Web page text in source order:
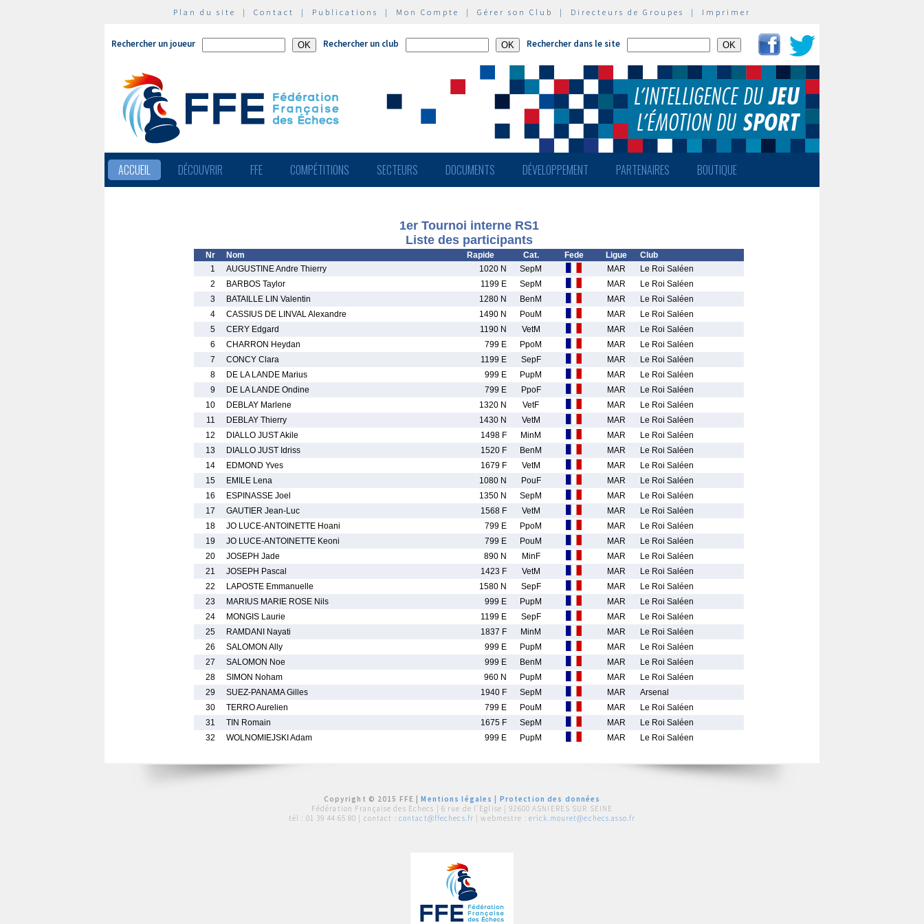
Plan du site | Contact | Publications | Mon Compte | Gérer son Club | Directeurs de Groupes | Imprimer
Rechercher un joueur Rechercher un club Rechercher dans le site
ACCUEIL DÉCOUVRIR FFE COMPÉTITIONS SECTEURS DOCUMENTS DÉVELOPPEMENT PARTENAIRES BOUTIQUE
1er Tournoi interne RS1
Liste des participants
Nr Nom Rapide Cat. Fede Ligue
Club
1
AUGUSTINE Andre Thierry 1020 N SepM MAR
Le Roi Saléen
2
BARBOS Taylor 1199 E SepM MAR
Le Roi Saléen
3
BATAILLE LIN Valentin 1280 N BenM MAR
Le Roi Saléen
4
CASSIUS DE LINVAL Alexandre 1490 N PouM MAR
Le Roi Saléen
5
CERY Edgard 1190 N VetM MAR
Le Roi Saléen
6
CHARRON Heydan 799 E PpoM MAR
Le Roi Saléen
7
CONCY Clara 1199 E SepF MAR
Le Roi Saléen
8
DE LA LANDE Marius 999 E PupM MAR
Le Roi Saléen
9
DE LA LANDE Ondine 799 E PpoF MAR
Le Roi Saléen
10
DEBLAY Marlene 1320 N VetF MAR
Le Roi Saléen
11
DEBLAY Thierry 1430 N VetM MAR
Le Roi Saléen
12
DIALLO JUST Akile 1498 F MinM MAR
Le Roi Saléen
13
DIALLO JUST Idriss 1520 F BenM MAR
Le Roi Saléen
14
EDMOND Yves 1679 F VetM MAR
Le Roi Saléen
15
EMILE Lena 1080 N PouF MAR
Le Roi Saléen
16
ESPINASSE Joel 1350 N SepM MAR
Le Roi Saléen
17
GAUTIER Jean-Luc 1568 F VetM MAR
Le Roi Saléen
18
JO LUCE-ANTOINETTE Hoani 799 E PpoM MAR
Le Roi Saléen
19
JO LUCE-ANTOINETTE Keoni 799 E PouM MAR
Le Roi Saléen
20
JOSEPH Jade 890 N MinF MAR
Le Roi Saléen
21
JOSEPH Pascal 1423 F VetM MAR
Le Roi Saléen
22
LAPOSTE Emmanuelle 1580 N SepF MAR
Le Roi Saléen
23
MARIUS MARIE ROSE Nils 999 E PupM MAR
Le Roi Saléen
24
MONGIS Laurie 1199 E SepF MAR
Le Roi Saléen
25
RAMDANI Nayati 1837 F MinM MAR
Le Roi Saléen
26
SALOMON Ally 999 E PupM MAR
Le Roi Saléen
27
SALOMON Noe 999 E BenM MAR
Le Roi Saléen
28
SIMON Noham 960 N PupM MAR
Le Roi Saléen
29
SUEZ-PANAMA Gilles 1940 F SepM MAR
Arsenal
30
TERRO Aurelien 799 E PouM MAR
Le Roi Saléen
31
TIN Romain 1675 F SepM MAR
Le Roi Saléen
32
WOLNOMIEJSKI Adam 999 E PupM MAR Le Roi Saléen
Copyright © 2015 FFE |Mentions légales
Protection des données
Fédération Française des Echecs | 6 rue de l'Eglise | 92600 ASNIERES SUR SEINE
tél : 01 39 44 65 80 | contact : contact@ffechecs.fr | webmestre : erick.mouret@echecs.asso.fr